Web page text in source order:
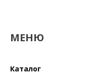
Каталог